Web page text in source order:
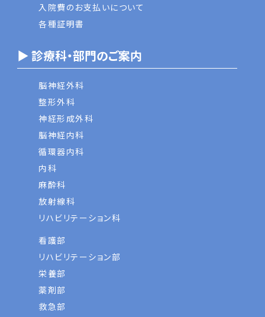
入院費のお支払いについて
各種証明書
▶ 診療科・部門のご案内
脳神経外科
整形外科
神経形成外科
脳神経内科
循環器内科
内科
麻酔科
放射線科
リハビリテーション科
看護部
リハビリテーション部
栄養部
薬剤部
救急部